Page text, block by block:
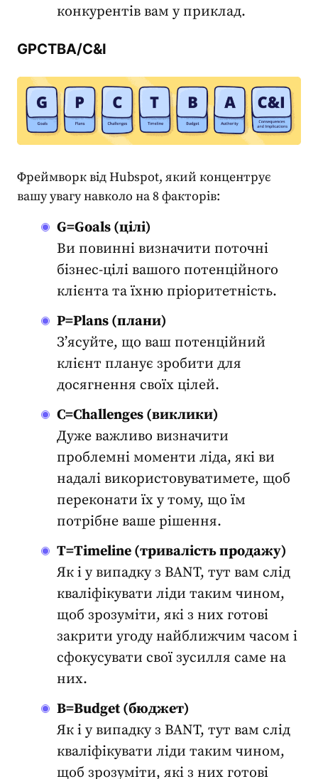
конкурентів вам у приклад.
GPCTBA/C&I
Фреймворк від Hubspot, який концентрує
вашу увагу навколо на 8 факторів:
G=Goals (цілі)
Ви повинні визначити поточні
бізнес-цілі вашого потенційного
клієнта та їхню пріоритетність.
P=Plans (плани)
З’ясуйте, що ваш потенційний
клієнт планує зробити для
досягнення своїх цілей.
C=Challenges (виклики)
Дуже важливо визначити
проблемні моменти ліда, які ви
надалі використовуватимете, щоб
переконати їх у тому, що їм
потрібне ваше рішення.
T=Timeline (тривалість продажу)
Як і у випадку з BANT, тут вам слід
кваліфікувати ліди таким чином,
щоб зрозуміти, які з них готові
закрити угоду найближчим часом і
сфокусувати свої зусилля саме на
них.
B=Budget (бюджет)
Як і у випадку з BANT, тут вам слід
кваліфікувати ліди таким чином,
щоб зрозуміти, які з них готові